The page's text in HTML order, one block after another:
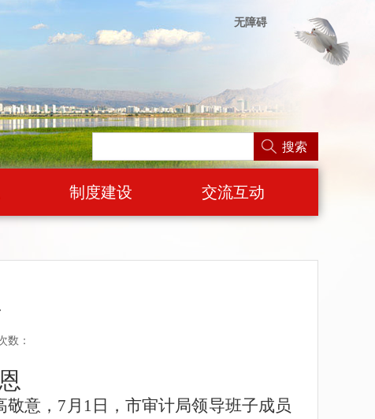
无障碍
搜索
制度建设 交流互动
数：
意， 7 月 1 日，市审计局领导班子成员